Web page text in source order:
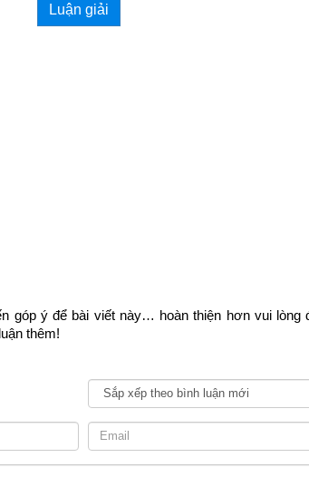
thư bí truyền của người xưa được lưu truyền từ
kết tinh hoa trí tuệ của các bậc tiền nhân uyên
con nhà Bạch Đế có nhân duyên tốt, cộng với sự
Luận giải
góp ý để bài viết này… hoàn thiện hơn vui lòng
thêm!